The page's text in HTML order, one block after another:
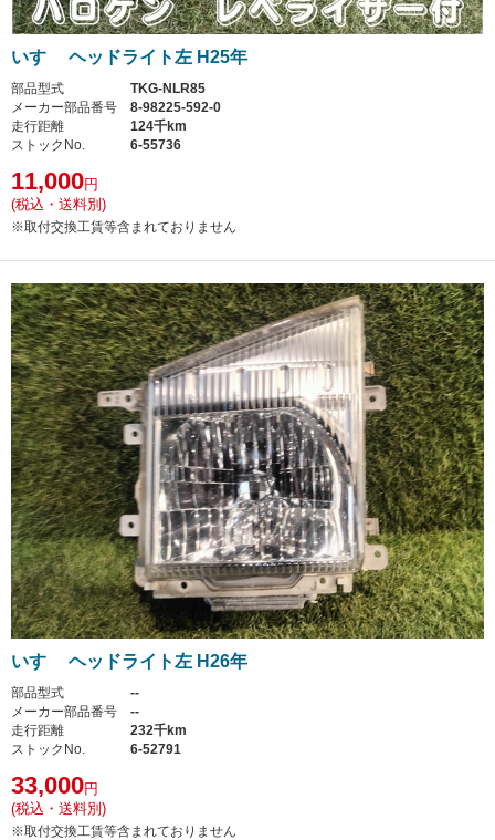
いすゞ ヘッドライト左 H25年
部品型式
TKG-NLR85
メーカー部品番号
8-98225-592-0
走行距離
124千km
ストックNo.
6-55736
11,000円
(税込・送料別)
※取付交換工賃等含まれておりません
いすゞ ヘッドライト左 H26年
部品型式
--
メーカー部品番号
--
走行距離
232千km
ストックNo.
6-52791
33,000円
(税込・送料別)
※取付交換工賃等含まれておりません